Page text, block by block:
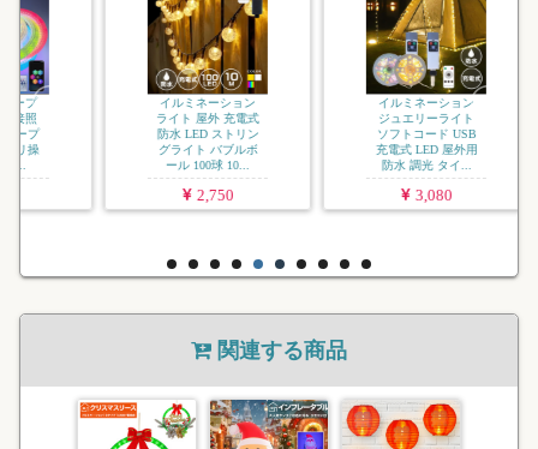
ション
充電式
トリン
ブルボ
10...
イルミネーション
ジュエリーライト
ソフトコード USB
充電式 LED 屋外用
防水 調光 タイ...
3,080
イルミネーション
ジュエリーライト
USB 充電式 LED
屋外用 防水 調光
タイマー 8パタ
ー...
2,970
関連する商品